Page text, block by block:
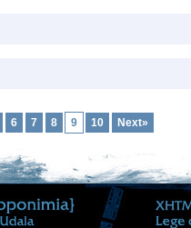
6 7 8 9 10 Next»